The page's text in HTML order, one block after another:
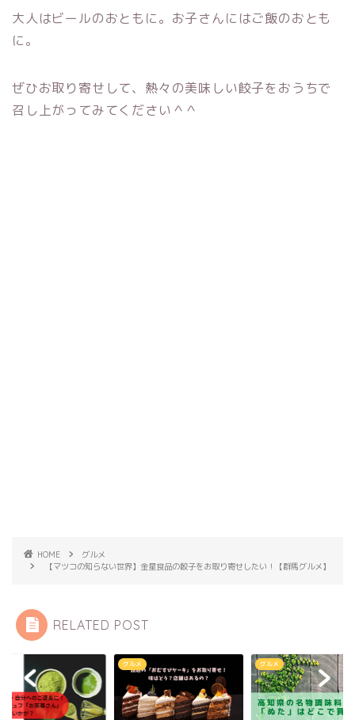
大人はビールのおともに。お子さんにはご飯のおとも
に。
ぜひお取り寄せして、熱々の美味しい餃子をおうちで
召し上がってみてください＾＾
HOME
グルメ
【マツコの知らない世界】金星食品の餃子をお取り寄せしたい！【群馬グルメ】
RELATED POST
グルメ グルメ